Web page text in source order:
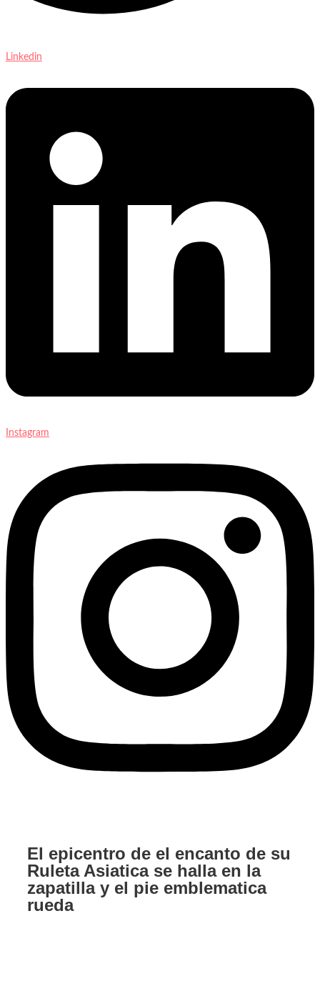
Linkedin
Instagram
El epicentro de el encanto de su
Ruleta Asiatica se halla en la
zapatilla y el pie emblematica
rueda